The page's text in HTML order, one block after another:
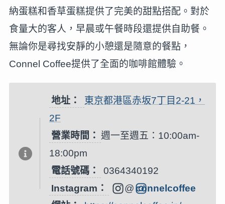
納蛋糕和香草蛋糕提供了完美的甜點搭配。對於
食量大的客人，早晨或午餐時段還提供自助餐。
無論你是尋找安靜的小憩還是隨意的餐點，
Connel Coffee提供了全面的咖啡館體驗。
地址：
東京都港區赤坂7丁目2-21，
2F
營業時間： 週一至週五：10:00am-
18:00pm
電話號碼：
0364340192
Instagram：
@ connelcoffee